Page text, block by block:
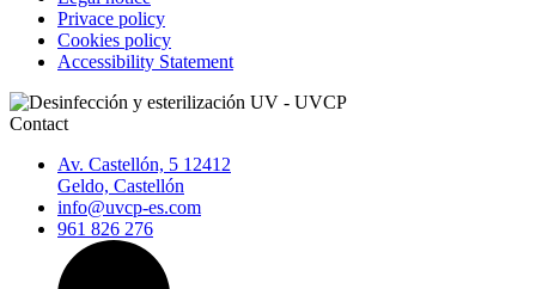
Privace policy
Cookies policy
Accessibility Statement
Contact
Av. Castellón, 5 12412
Geldo, Castellón
info@uvcp-es.com
961 826 276